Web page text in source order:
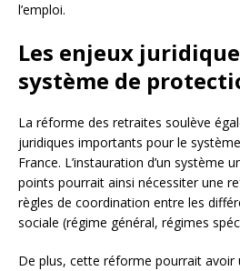
l’emploi.
Les enjeux
système de
La réforme des retraites soulève
juridiques importants pour le
France. L’instauration d’un système
points pourrait ainsi nécessiter une
règles de coordination entre les
sociale (régime général, régimes
De plus, cette réforme pourrait avoir